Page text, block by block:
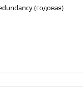
(годовая)